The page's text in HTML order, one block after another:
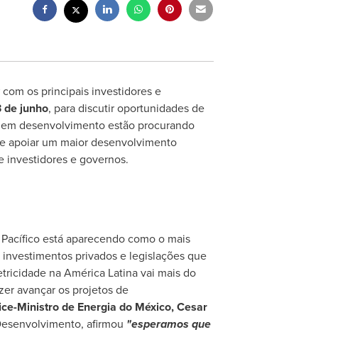
os principais investidores e
junho, para discutir oportunidades de
desenvolvimento estão procurando
apoiar um maior desenvolvimento
investidores e governos.
está aparecendo como o mais
privados e legislações que
na América Latina vai mais do
avançar os projetos de
Ministro de Energia do México,Cesar
afirmou "esperamos que